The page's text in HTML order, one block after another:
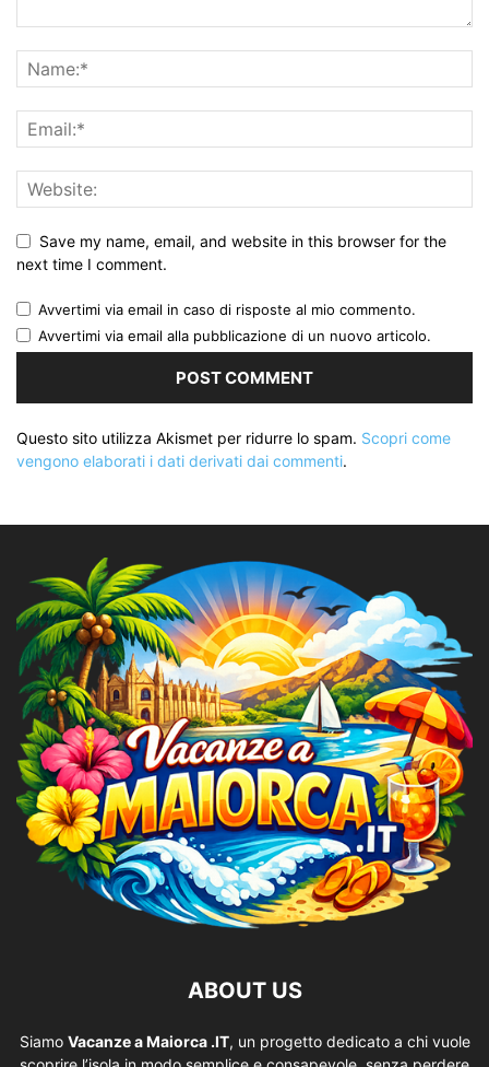
Save my name, email, and website in this browser for the
next time I comment.
Avvertimi via email in caso di risposte al mio commento.
Avvertimi via email alla pubblicazione di un nuovo articolo.
Questo sito utilizza Akismet per ridurre lo spam. Scopri come
vengono elaborati i dati derivati dai commenti.
ABOUT US
Siamo Vacanze a Maiorca .IT, un progetto dedicato a chi vuole